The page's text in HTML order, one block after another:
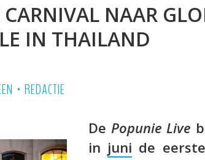
NAAR
IN THAILAND
• REDACTIE
De Popunie Live
in juni de